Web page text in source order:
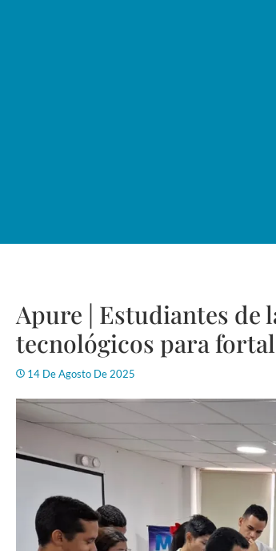
Apure | Estudiantes de
tecnológicos para
14 De Agosto De 2025